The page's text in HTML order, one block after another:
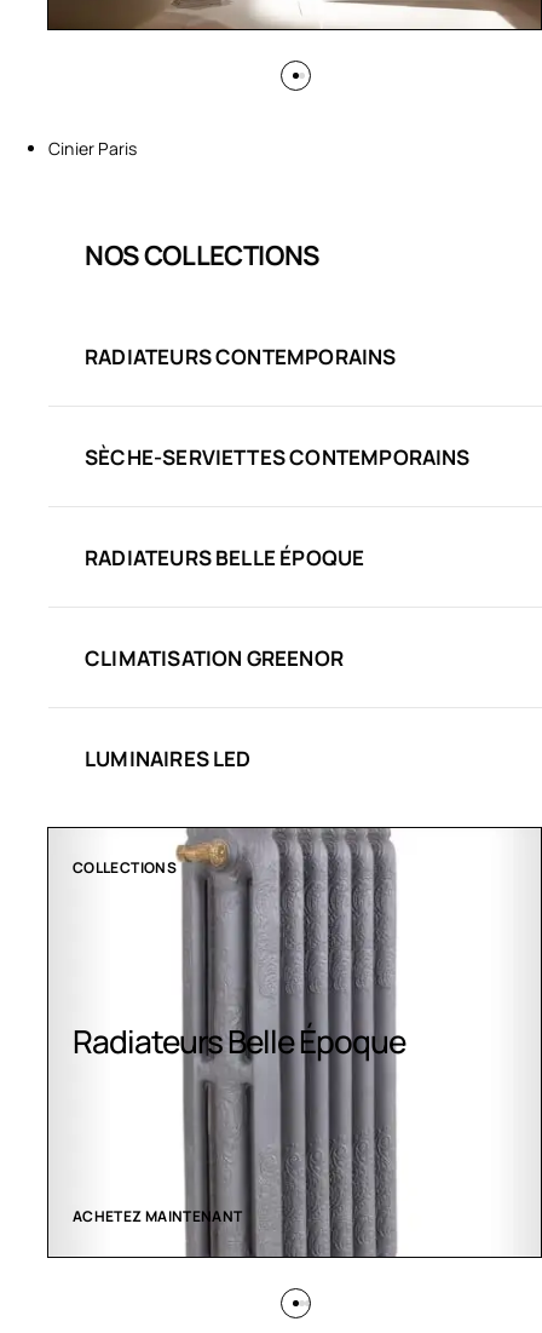
Cinier Paris
NOS COLLECTIONS
RADIATEURS CONTEMPORAINS
SÈCHE-SERVIETTES CONTEMPORAINS
RADIATEURS BELLE ÉPOQUE
CLIMATISATION GREENOR
LUMINAIRES LED
CLIMATISATION GREENOR
Climatisation Greenor
VOIR LES CRÉATIONS